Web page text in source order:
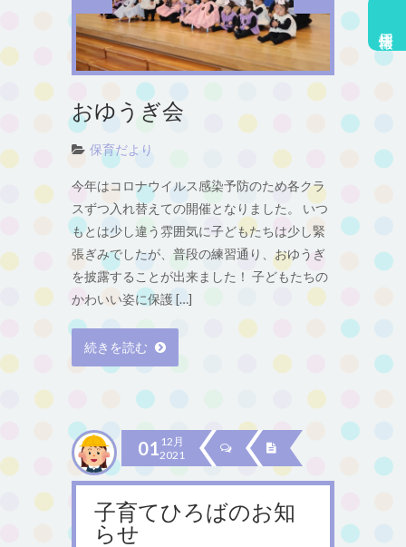
おゆうぎ会
保育だより
今年はコロナウイルス感染予防のため各クラ
スずつ入れ替えての開催となりました。 いつ
もとは少し違う雰囲気に子どもたちは少し緊
張ぎみでしたが、普段の練習通り、おゆうぎ
を披露することが出来ました！ 子どもたちの
かわいい姿に保護 […]
続きを読む
01 12月
2021
子育てひろばのお知
らせ